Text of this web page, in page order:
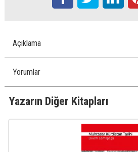
Açıklama
Yorumlar
Yazarın Diğer Kitapları